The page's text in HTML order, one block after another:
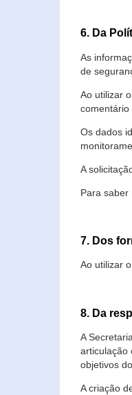
6. Da
As
de
Ao utilizar o
comentário
Os dados
A
Para saber
7. Dos
Ao utilizar o
8. Da
A
articulação
objetivos
A criação